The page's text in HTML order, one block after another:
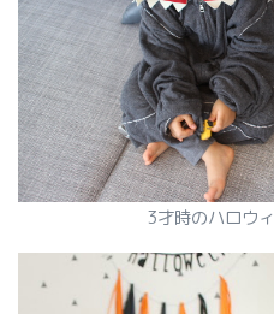
3才時のハロウ